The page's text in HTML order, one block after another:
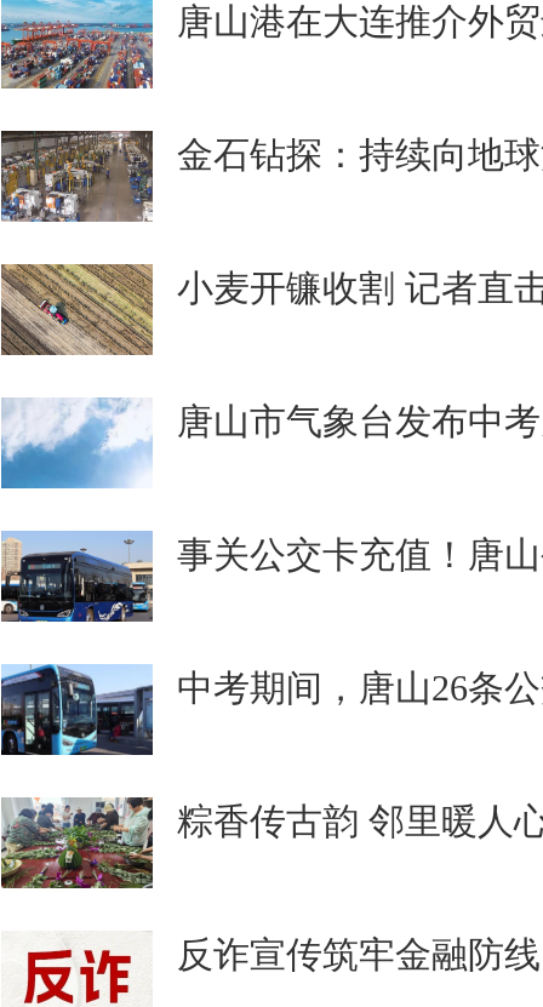
唐山港在大连推介外
金石钻探：持续向地
小麦开镰收割 记者直
唐山市气象台发布中
事关公交卡充值！唐
中考期间，唐山26条
粽香传古韵 邻里暖人
反诈宣传筑牢金融防线